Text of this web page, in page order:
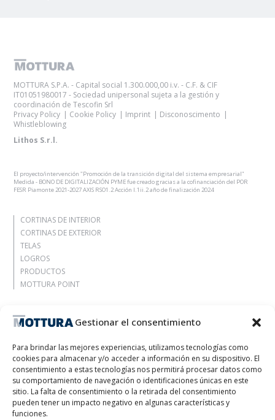
Gestionar el consentimiento
Para brindar las mejores experiencias, utilizamos tecnologías como
cookies para almacenar y/o acceder a información en su dispositivo. El
consentimiento a estas tecnologías nos permitirá procesar datos como
su comportamiento de navegación o identificaciones únicas en este
sitio. La falta de consentimiento o la retirada del consentimiento
pueden tener un impacto negativo en algunas características y
funciones.
MOTTURA S.P.A. - Capital social 1.300.000,00 i.v. - C.F. & CIF
IT01051980017 - Sociedad unipersonal sujeta a la gestión y
coordinación de Tescofin Srl
Privacy Policy
Cookie Policy Imprint
Disconoscimento
Whistleblowing
Lithos S.r.l.
El proyecto/intervención "Promoción de la transición digital del sistema empresarial"
Medida - BONO DE DIGITALIZACIÓN PYME fue creado gracias a la cofinanciación del POR
FESR Piamonte 2021-2027 AXIS RSO1.2 Acción I.1ii.2 año de finalización 2024
CORTINAS DE INTERIOR
CORTINAS DE EXTERIOR
TELAS
LOGROS
PRODUCTOS
MOTTURA POINT
Agencia
Déjate inspirar
Trabaja con nosotros
Área reservada
Certificaciones
M2Net
Child Safety